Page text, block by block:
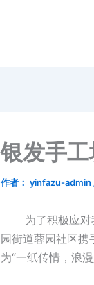
银发手
作者： yinfazu-admin
为了积极应对我
园街道蓉园社区携
为“一纸传情，浪